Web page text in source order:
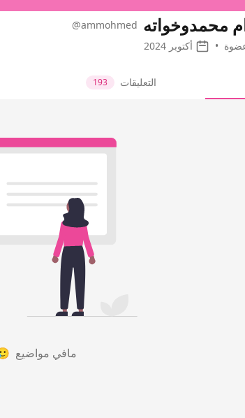
محمدوخواته @ammohmed
• أكتوبر 2024
التعليقات 193
مافي مواضيع 🥲